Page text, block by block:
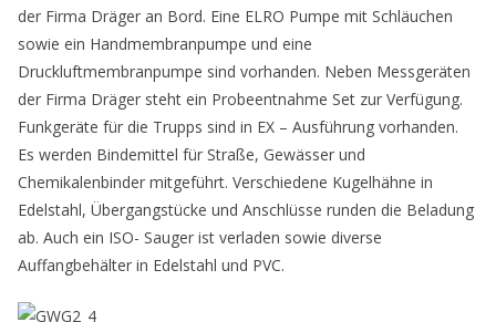
der Firma Dräger an Bord. Eine ELRO Pumpe mit Schläuchen
sowie ein Handmembranpumpe und eine
Druckluftmembranpumpe sind vorhanden. Neben Messgeräten
der Firma Dräger steht ein Probeentnahme Set zur Verfügung.
Funkgeräte für die Trupps sind in EX – Ausführung vorhanden.
Es werden Bindemittel für Straße, Gewässer und
Chemikalenbinder mitgeführt. Verschiedene Kugelhähne in
Edelstahl, Übergangstücke und Anschlüsse runden die Beladung
ab. Auch ein ISO- Sauger ist verladen sowie diverse
Auffangbehälter in Edelstahl und PVC.